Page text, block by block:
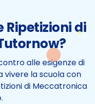
Ripetizioni di
alle esigenze di
vivere la scuola con
di Meccatronica